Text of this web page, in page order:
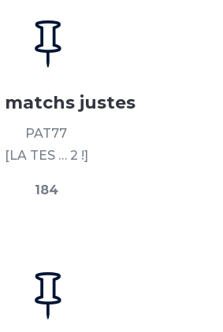

matchs justes
PAT77
[LA TES … 2 !]
184
